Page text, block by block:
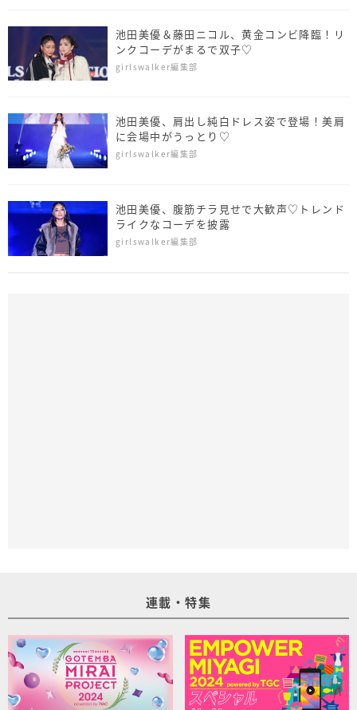
池田美優＆藤田ニコル、黄金コンビ降臨！リ
ンクコーデがまるで双子♡
girlswalker編集部
池田美優、肩出し純白ドレス姿で登場！美肩
に会場中がうっとり♡
girlswalker編集部
池田美優、腹筋チラ見せで大歓声♡トレンド
ライクなコーデを披露
girlswalker編集部
連載・特集